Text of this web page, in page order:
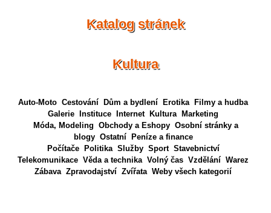
Katalog stránek
Kultura
Auto-Moto Cestování Dům a bydlení Erotika
Filmy a hudba
Galerie
Instituce Internet Kultura
Marketing
Móda, Modeling Obchody a Eshopy Osobní stránky a
blogy Ostatní
Peníze a finance
Počítače
Politika Služby Sport Stavebnictví
Telekomunikace Věda a technika Volný čas Vzdělání Warez
Zábava Zpravodajství Zvířata Weby všech kategorií